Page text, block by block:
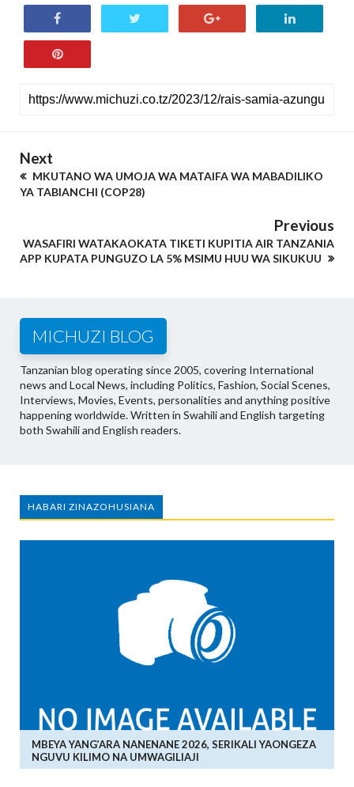
Next
MKUTANO WA UMOJA WA MATAIFA WA MABADILIKO
YA TABIANCHI (COP28)
Previous
WASAFIRI WATAKAOKATA TIKETI KUPITIA AIR TANZANIA
APP KUPATA PUNGUZO LA 5% MSIMU HUU WA SIKUKUU
MICHUZI BLOG
Tanzanian blog operating since 2005, covering International
news and Local News, including Politics, Fashion, Social Scenes,
Interviews, Movies, Events, personalities and anything positive
happening worldwide. Written in Swahili and English targeting
both Swahili and English readers.
HABARI ZINAZOHUSIANA
MBEYA YANG’ARA NANENANE 2026, SERIKALI YAONGEZA
NGUVU KILIMO NA UMWAGILIAJI